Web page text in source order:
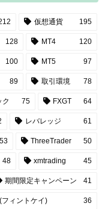
仮想通貨 195
128 MT4 120
100 MT5 97
89 取引環境 78
ク 75 FXGT 64
レバレッジ 61
53 ThreeTrader 50
48 xmtrading 45
期間限定キャンペーン 41
フィントケイ) 36